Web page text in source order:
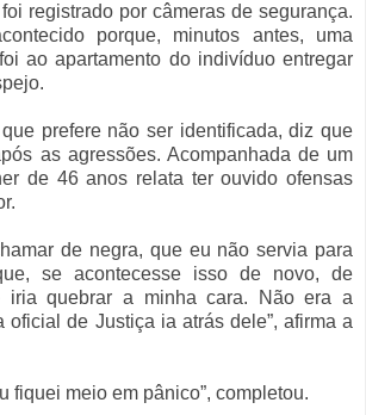
registrado por câmeras de segurança.
porque, minutos antes, uma
ao apartamento do indivíduo entregar
prefere não ser identificada, diz que
as agressões. Acompanhada de um
de 46 anos relata ter ouvido ofensas
de negra, que eu não servia para
se acontecesse isso de novo, de
iria quebrar a minha cara. Não era a
oficial de Justiça ia atrás dele”, afirma a
fiquei meio em pânico”, completou.